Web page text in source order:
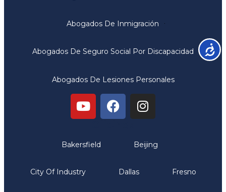
Abogados De Inmigración
Abogados De Seguro Social Por Discapacidad
Abogados De Lesiones Personales
Bakersfield Beijing
City Of Industry Dallas Fresno